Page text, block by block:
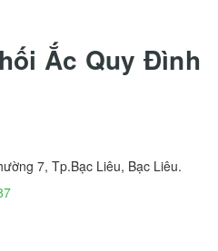
Ắc Quy Đình
7, Tp.Bạc Liêu, Bạc Liêu.